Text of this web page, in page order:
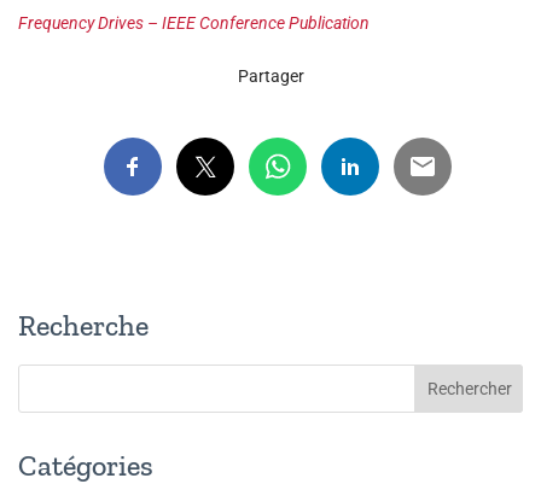
Frequency Drives – IEEE Conference Publication
Partager
Recherche
Catégories